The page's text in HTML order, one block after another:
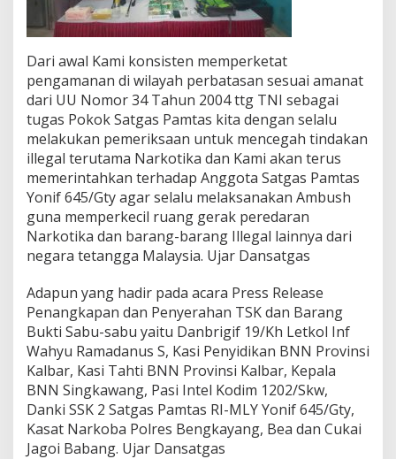
o
n
f
6
5
/
G
T
Y
k
e
p
a
d
N
N
S
i
n
g
k
a
w
a
Dari awal Kami konsisten memperketat
pengamanan di wilayah perbatasan sesuai amanat
dari UU Nomor 34 Tahun 2004 ttg TNI sebagai
tugas Pokok Satgas Pamtas kita dengan selalu
melakukan pemeriksaan untuk mencegah tindakan
illegal terutama Narkotika dan Kami akan terus
memerintahkan terhadap Anggota Satgas Pamtas
Yonif 645/Gty agar selalu melaksanakan Ambush
guna memperkecil ruang gerak peredaran
Narkotika dan barang-barang Illegal lainnya dari
negara tetangga Malaysia. Ujar Dansatgas
Adapun yang hadir pada acara Press Release
Penangkapan dan Penyerahan TSK dan Barang
Bukti Sabu-sabu yaitu Danbrigif 19/Kh Letkol Inf
Wahyu Ramadanus S, Kasi Penyidikan BNN Provinsi
Kalbar, Kasi Tahti BNN Provinsi Kalbar, Kepala
BNN Singkawang, Pasi Intel Kodim 1202/Skw,
Danki SSK 2 Satgas Pamtas RI-MLY Yonif 645/Gty,
Kasat Narkoba Polres Bengkayang, Bea dan Cukai
Jagoi Babang. Ujar Dansatgas